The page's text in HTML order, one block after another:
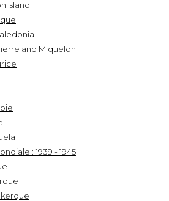
Island
and Miquelon
: 1939 - 1945